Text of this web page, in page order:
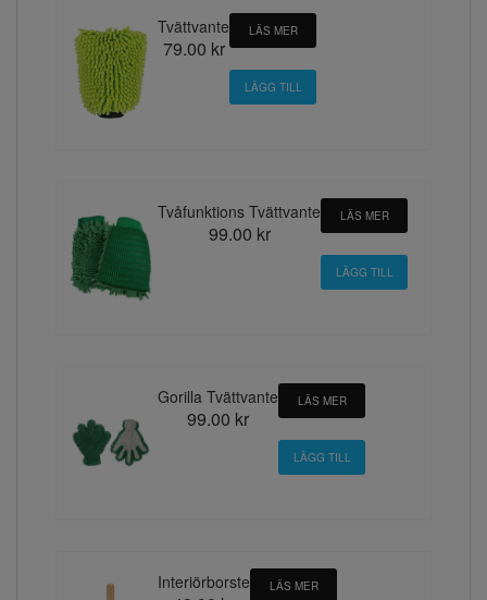
Tvättvante
79.00 kr
LÄS MER
Tvåfunktions Tvättvante
99.00 kr
LÄS MER
Gorilla Tvättvante
99.00 kr
LÄS MER
Interiörborste LÄS MER